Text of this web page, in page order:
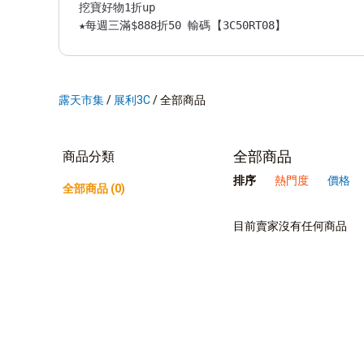
挖寶好物1折up
★每週三滿$888折50 輸碼【3C50RT08】
★活動再加碼 滿$2000抽888露幣
周一~周五中午12:00-晚上17:00，國定假日、周六、周
露天市集/ 展利3C/全部商品
商品分類
全部商品 (0)
全部商品
排序 熱門度 價格
目前賣家沒有任何商品